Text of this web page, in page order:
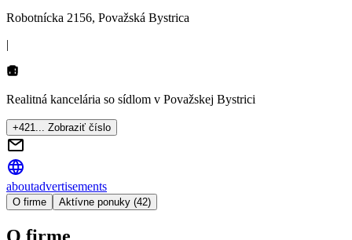
Robotnícka 2156, Považská Bystrica
|
Realitná kancelária so sídlom v Považskej Bystrici
+421... Zobraziť číslo
aboutadvertisements
O firme Aktívne ponuky (42)
O firme